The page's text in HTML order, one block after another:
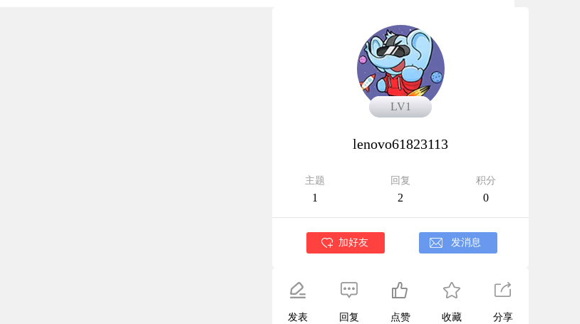
LV1
LV1
lenovo61823113
主题
1
回复
2
积分
0
加好友 发消息
发表 回复 点赞 收藏 分享